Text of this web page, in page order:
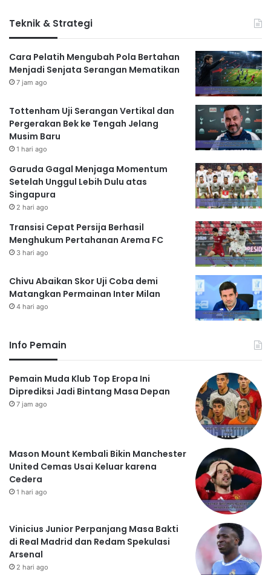
Teknik & Strategi
Cara Pelatih Mengubah Pola Bertahan
Menjadi Senjata Serangan Mematikan
7 jam ago
Tottenham Uji Serangan Vertikal dan
Pergerakan Bek ke Tengah Jelang
Musim Baru
1 hari ago
Garuda Gagal Menjaga Momentum
Setelah Unggul Lebih Dulu atas
Singapura
2 hari ago
Transisi Cepat Persija Berhasil
Menghukum Pertahanan Arema FC
3 hari ago
Chivu Abaikan Skor Uji Coba demi
Matangkan Permainan Inter Milan
4 hari ago
Info Pemain
Pemain Muda Klub Top Eropa Ini
Diprediksi Jadi Bintang Masa Depan
7 jam ago
Mason Mount Kembali Bikin Manchester
United Cemas Usai Keluar karena
Cedera
1 hari ago
Vinicius Junior Perpanjang Masa Bakti
di Real Madrid dan Redam Spekulasi
Arsenal
2 hari ago